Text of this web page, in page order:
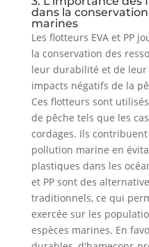
dans la
marines
Les flotteurs EVA et PP
la conservation des
leur durabilité et de
impacts négatifs de la
Ces flotteurs sont
de pêche tels que les
cordages. Ils
pollution marine en
plastiques dans les
et PP sont des
traditionnels, ce qui
exercée sur les
espèces marines. En